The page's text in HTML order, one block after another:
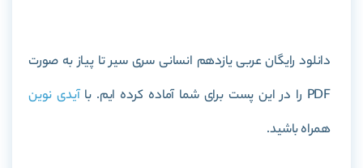
دانلود رایگان عربی یازدهم انسانی سری سیر تا پیاز به صورت
PDF را در این پست برای شما آماده کرده ایم. با
آیدی نوین
همراه باشید.